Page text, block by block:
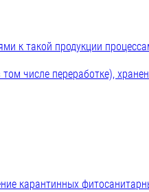
к такой продукции
числе переработке),
карантинных